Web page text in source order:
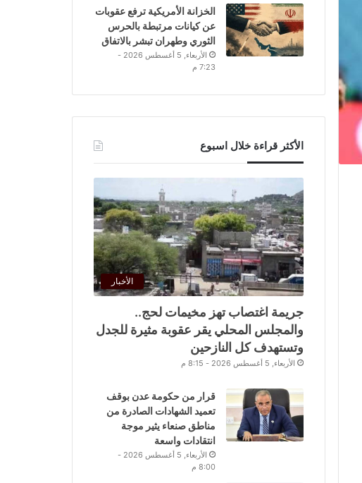
الخزانة الأمريكية ترفع عقوبات
عن كيانات مرتبطة بالحرس
الثوري وطهران تبشر بالاتفاق
الأربعاء, 5 أغسطس 2026 -
7:23 م
الأكثر قراءة خلال اسبوع
الأخبار
جريمة اغتصاب تهز مخيمات لحج..
والمجلس المحلي يقر عقوبة مثيرة للجدل
وتستهدف كل النازحين
الأربعاء, 5 أغسطس 2026 - 8:15 م
قرار من حكومة عدن بوقف
تعميد الشهادات الصادرة من
مناطق صنعاء يثير موجة
انتقادات واسعة
الأربعاء, 5 أغسطس 2026 -
8:00 م